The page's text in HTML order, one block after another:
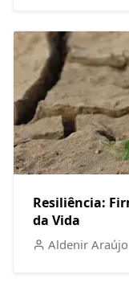
Resiliência:
da Vida
Aldenir Araújo